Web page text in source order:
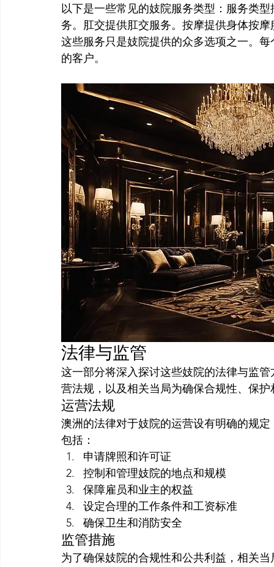
以下是一些常见的妓院服务类型：服务类
务。肛交提供肛交服务。按摩提供身体按
这些服务只是妓院提供的众多选项之一。
的客户。
法律与监管
这一部分将深入探讨这些妓院的法律与监
营法规，以及相关当局为确保合规性、保
运营法规
澳洲的法律对于妓院的运营设有明确的规
包括：
申请牌照和许可证
控制和管理妓院的地点和规模
保障雇员和业主的权益
设定合理的工作条件和工资标准
确保卫生和消防安全
监管措施
为了确保妓院的合规性和公共利益，相关